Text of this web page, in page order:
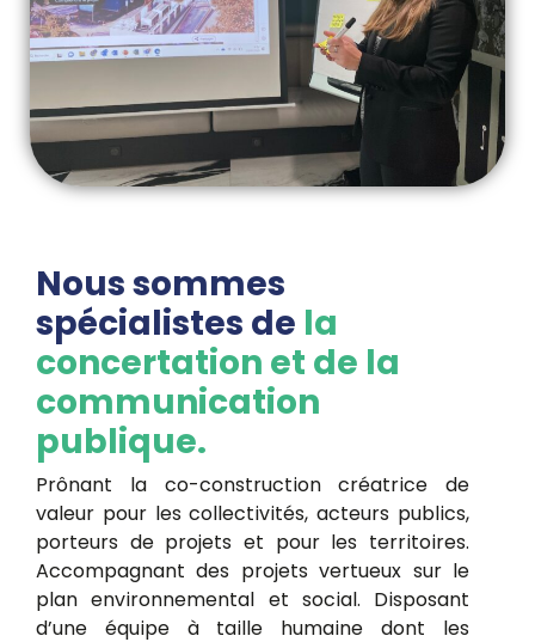
spécialistes de
concertation et de la
communication
publique.
Prônant la co-construction créatrice de
valeur pour les collectivités, acteurs publics,
porteurs de projets et pour les territoires.
Accompagnant des projets vertueux sur le
plan environnemental et social. Disposant
d’une équipe à taille humaine dont les
marqueurs sont l’engagement et la qualité,